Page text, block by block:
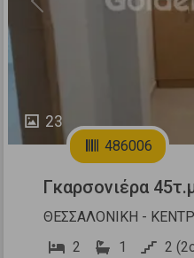
23
Previous
486006
Γκαρσονιέρα
ΘΕΣΣΑΛΟΝΙΚΗ -
2
1 2